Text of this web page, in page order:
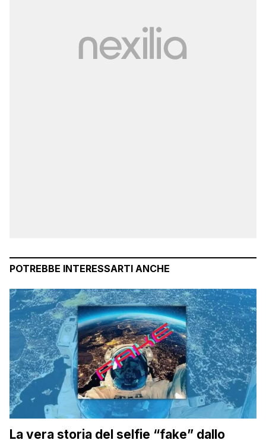
POTREBBE INTERESSARTI ANCHE
La vera storia del selfie “fake” dallo